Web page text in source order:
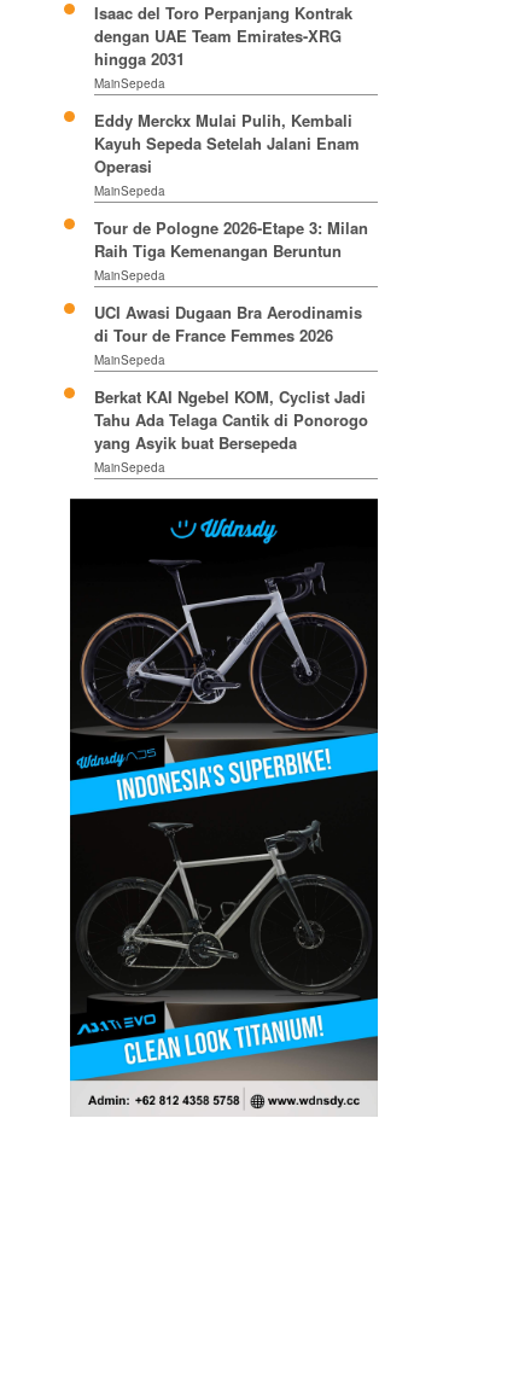
Isaac del Toro Perpanjang Kontrak
dengan UAE Team Emirates-XRG
hingga 2031
MainSepeda
Eddy Merckx Mulai Pulih, Kembali
Kayuh Sepeda Setelah Jalani Enam
Operasi
MainSepeda
Tour de Pologne 2026-Etape 3: Milan
Raih Tiga Kemenangan Beruntun
MainSepeda
UCI Awasi Dugaan Bra Aerodinamis
di Tour de France Femmes 2026
MainSepeda
Berkat KAI Ngebel KOM, Cyclist Jadi
Tahu Ada Telaga Cantik di Ponorogo
yang Asyik buat Bersepeda
MainSepeda